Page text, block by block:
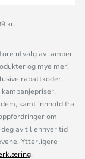
kr.
utvalg av lamper
og mye mer!
rabattkoder,
samt innhold fra
om
av til enhver tid
Ytterligere
.